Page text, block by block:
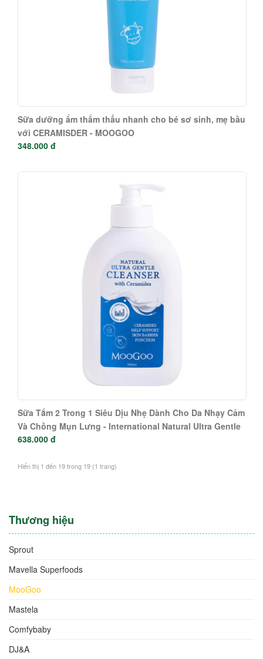
Sữa dưỡng ẩm thẩm thấu nhanh cho bé sơ sinh, mẹ bầu
với CERAMISDER - MOOGOO
348.000 đ
Sữa Tắm 2 Trong 1 Siêu Dịu Nhẹ Dành Cho Da Nhạy Cảm
Và Chồng Mụn Lưng - International Natural Ultra Gentle
Cleanser With Ceramides 500ml
638.000 đ
Hiển thị 1 đến 19 trong 19 (1 trang)
Thương hiệu
Sprout
Mavella Superfoods
MooGoo
Mastela
Comfybaby
DJ&A